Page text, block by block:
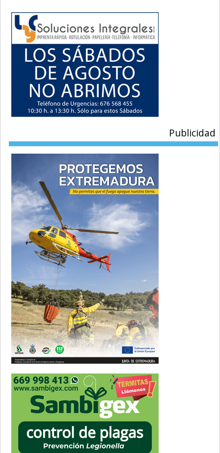
Publicidad